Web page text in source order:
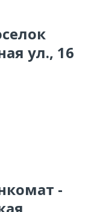
ул., 16
-